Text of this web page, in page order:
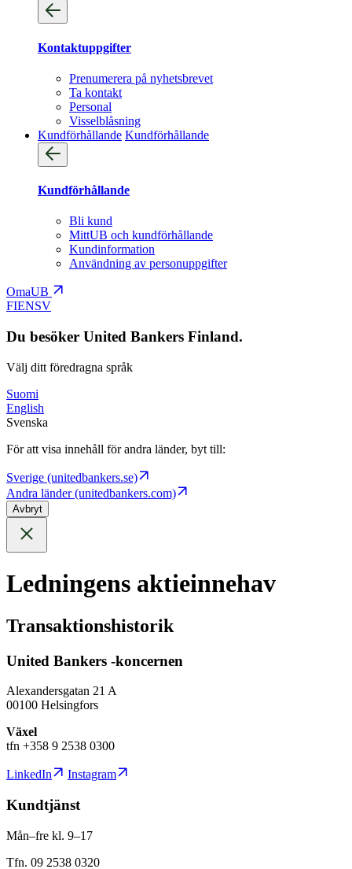
Kontaktuppgifter
Prenumerera på nyhetsbrevet
Ta kontakt
Personal
Visselblåsning
Kundförhållande Kundförhållande
Kundförhållande
Bli kund
MittUB och kundförhållande
Kundinformation
Användning av personuppgifter
OmaUB
FIENSV
Du besöker United Bankers Finland.
Välj ditt föredragna språk
Suomi
English
Svenska
För att visa innehåll för andra länder, byt till:
Sverige (unitedbankers.se)
Andra länder (unitedbankers.com)
Avbryt
Ledningens aktieinnehav
Transaktionshistorik
United Bankers -koncernen
Alexandersgatan 21 A
00100 Helsingfors
Växel
tfn +358 9 2538 0300
LinkedIn Instagram
Kundtjänst
Mån–fre kl. 9–17
Tfn. 09 2538 0320